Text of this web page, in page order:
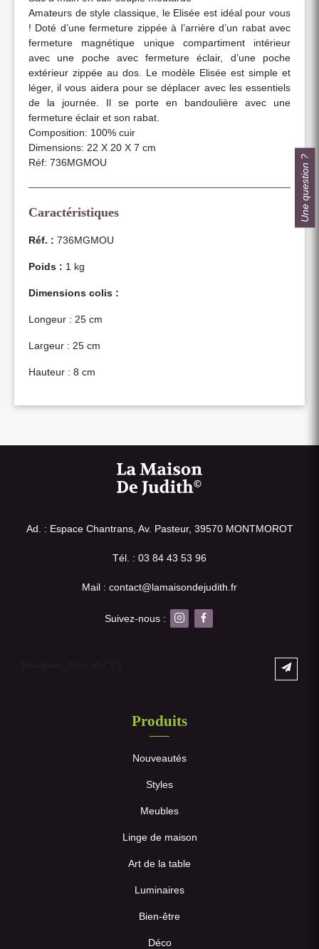
Amateurs de style classique, le Elisée est idéal pour vous
! Doté d’une fermeture zippée à l’arrière d’un rabat avec
fermeture magnétique unique compartiment intérieur
avec une poche avec fermeture éclair, d’une poche
extérieur zippée au dos. Le modèle Elisée est simple et
léger, il vous aidera pour se déplacer avec les essentiels
de la journée. Il se porte en bandoulière avec une
fermeture éclair et son rabat.
Composition: 100% cuir
Dimensions: 22 X 20 X 7 cm
Réf: 736MGMOU
Caractéristiques
Réf. : 736MGMOU
Poids : 1 kg
Dimensions colis :
Longeur : 25 cm
Largeur : 25 cm
Hauteur : 8 cm
Ad. : Espace Chantrans, Av. Pasteur, 39570 MONTMOROT
Tél. : 03 84 43 53 96
Mail : contact@lamaisondejudith.fr
Suivez-nous :
Produits
Nouveautés
Styles
Meubles
Linge de maison
Art de la table
Luminaires
Bien-être
Déco
Une question ?